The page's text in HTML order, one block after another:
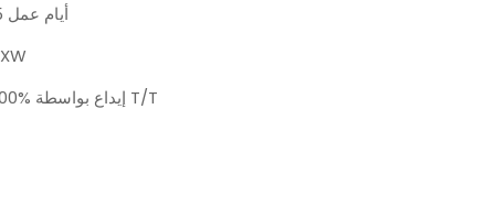
5 أيام عمل
100% إيداع بواسطة T/T